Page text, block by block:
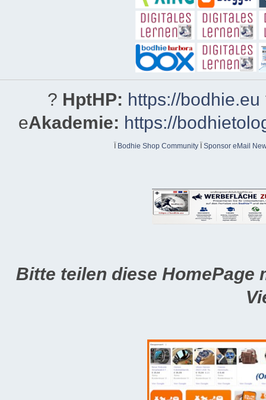
? HptHP: https://bodhie.eu
eAkademie: https://
Bodhie Shop CommunityÏ Sponsor eMail
Bitte teilen diese HomePage